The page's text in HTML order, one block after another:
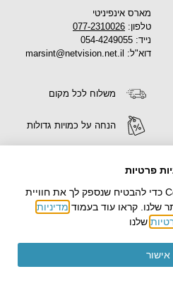
מארס אינפיניטי
טלפון: 077-2310026
נייד: 054-4249055
דוא"ל: marsint@netvision.net.il
משלוח לכל מקום
הנחה על כמויות גדולות
פרטיות
שלנו. קראו עוד בעמוד מדיניות
שלנו
אישור